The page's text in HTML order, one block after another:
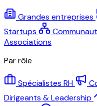
Grandes entreprises
Startups
Associations
Par rôle
Spécialistes RH
Dirigeants & Leadership